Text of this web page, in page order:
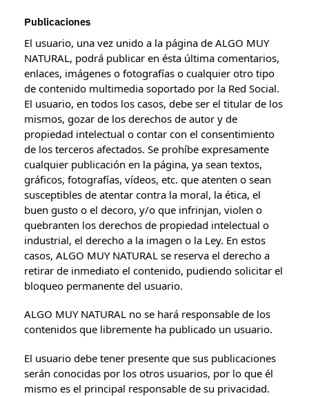
Publicaciones
El usuario, una vez unido a la página de ALGO MUY
NATURAL, podrá publicar en ésta última comentarios,
enlaces, imágenes o fotografías o cualquier otro tipo
de contenido multimedia soportado por la Red Social.
El usuario, en todos los casos, debe ser el titular de los
mismos, gozar de los derechos de autor y de
propiedad intelectual o contar con el consentimiento
de los terceros afectados. Se prohíbe expresamente
cualquier publicación en la página, ya sean textos,
gráficos, fotografías, vídeos, etc. que atenten o sean
susceptibles de atentar contra la moral, la ética, el
buen gusto o el decoro, y/o que infrinjan, violen o
quebranten los derechos de propiedad intelectual o
industrial, el derecho a la imagen o la Ley. En estos
casos, ALGO MUY NATURAL se reserva el derecho a
retirar de inmediato el contenido, pudiendo solicitar el
bloqueo permanente del usuario.
ALGO MUY NATURAL no se hará responsable de los
contenidos que libremente ha publicado un usuario.
El usuario debe tener presente que sus publicaciones
serán conocidas por los otros usuarios, por lo que él
mismo es el principal responsable de su privacidad.